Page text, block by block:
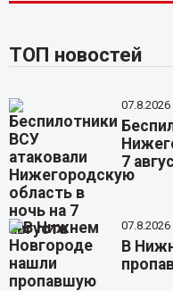
ТОП новостей
07.8.2026
7
07.8.2026
В